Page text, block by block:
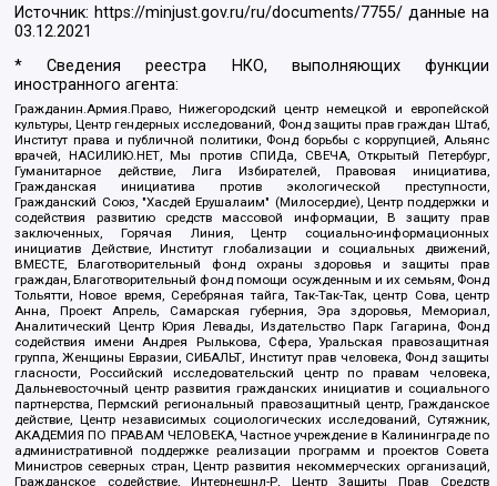
Источник: https://minjust.gov.ru/ru/documents/7755/ данные на
03.12.2021
* Сведения реестра НКО, выполняющих функции
иностранного агента:
Гражданин.Армия.Право, Нижегородский центр немецкой и европейской
культуры, Центр гендерных исследований, Фонд защиты прав граждан Штаб,
Институт права и публичной политики, Фонд борьбы с коррупцией, Альянс
врачей, НАСИЛИЮ.НЕТ, Мы против СПИДа, СВЕЧА, Открытый Петербург,
Гуманитарное действие, Лига Избирателей, Правовая инициатива,
Гражданская инициатива против экологической преступности,
Гражданский Союз, "Хасдей Ерушалаим" (Милосердие), Центр поддержки и
содействия развитию средств массовой информации, В защиту прав
заключенных, Горячая Линия, Центр социально-информационных
инициатив Действие, Институт глобализации и социальных движений,
ВМЕСТЕ, Благотворительный фонд охраны здоровья и защиты прав
граждан, Благотворительный фонд помощи осужденным и их семьям, Фонд
Тольятти, Новое время, Серебряная тайга, Так-Так-Так, центр Сова, центр
Анна, Проект Апрель, Самарская губерния, Эра здоровья, Мемориал,
Аналитический Центр Юрия Левады, Издательство Парк Гагарина, Фонд
содействия имени Андрея Рылькова, Сфера, Уральская правозащитная
группа, Женщины Евразии, СИБАЛЬТ, Институт прав человека, Фонд защиты
гласности, Российский исследовательский центр по правам человека,
Дальневосточный центр развития гражданских инициатив и социального
партнерства, Пермский региональный правозащитный центр, Гражданское
действие, Центр независимых социологических исследований, Сутяжник,
АКАДЕМИЯ ПО ПРАВАМ ЧЕЛОВЕКА, Частное учреждение в Калининграде по
административной поддержке реализации программ и проектов Совета
Министров северных стран, Центр развития некоммерческих организаций,
Гражданское содействие, Интернешнл-Р, Центр Защиты Прав Средств